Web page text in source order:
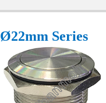
Ø22mm Series